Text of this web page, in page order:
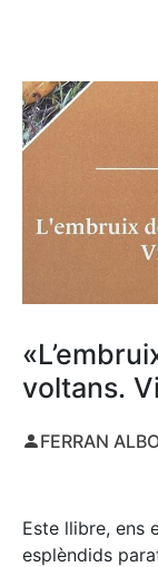
voltans.
FERRAN
Este llibre, ens
esplèndids